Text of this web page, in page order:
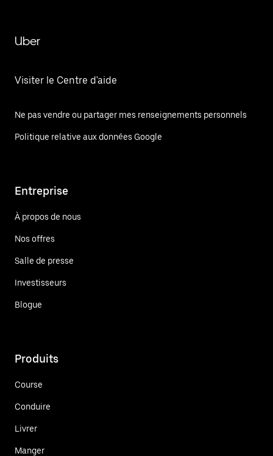
Uber
Visiter le Centre d'aide
Ne pas vendre ou partager mes renseignements personnels
Politique relative aux données Google
Entreprise
À propos de nous
Nos offres
Salle de presse
Investisseurs
Blogue
Produits
Course
Conduire
Livrer
Manger